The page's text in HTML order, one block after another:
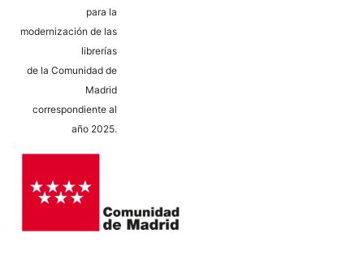
para la
modernización de las
librerías
de la Comunidad de
Madrid
correspondiente al
año 2025.